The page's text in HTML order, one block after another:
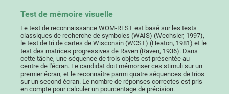
Test de mémoire visuelle
Le test de reconnaissance WOM-REST est basé sur les tests
classiques de recherche de symboles (WAIS) (Wechsler, 1997),
le test de tri de cartes de Wisconsin (WCST) (Heaton, 1981) et le
test des matrices progressives de Raven (Raven, 1936). Dans
cette tâche, une séquence de trois objets est présentée au
centre de l'écran. Le candidat doit mémoriser ces stimuli sur un
premier écran, et le reconnaître parmi quatre séquences de trios
sur un second écran. Le nombre de réponses correctes est pris
en compte pour calculer un pourcentage de précision.